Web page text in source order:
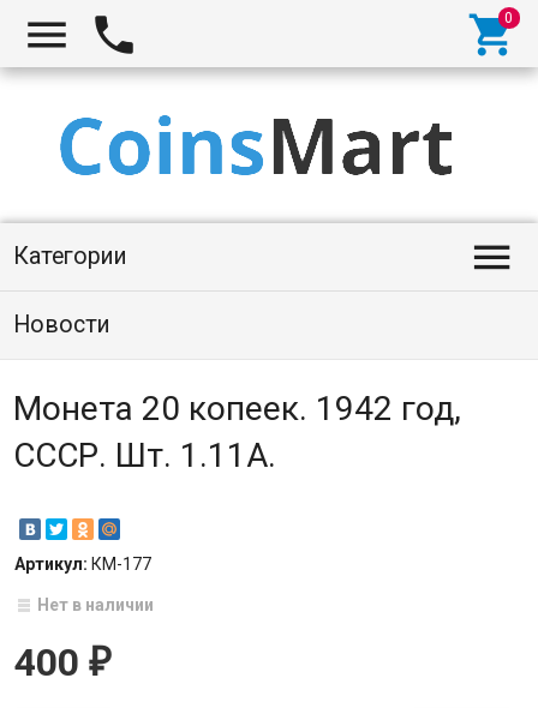
  
Категории 
Новости
Монета 20 копеек. 1942 год,
СССР. Шт. 1.11А.
Артикул: КМ-177
Нет в наличии
400 ₽